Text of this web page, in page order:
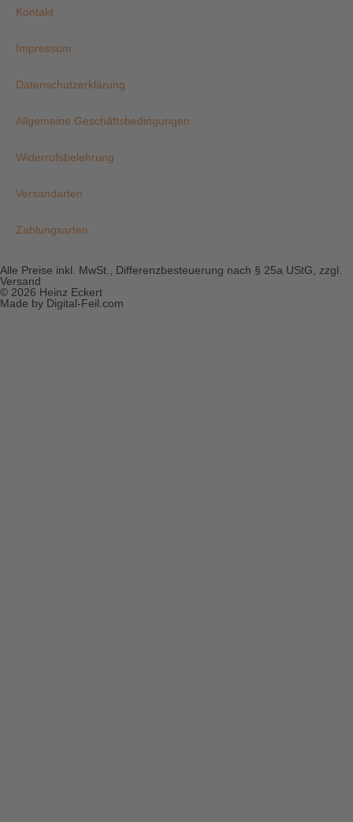
Kontakt
Impressum
Datenschutzerklärung
Allgemeine Geschäftsbedingungen
Widerrufsbelehrung
Versandarten
Zahlungsarten
Alle Preise inkl. MwSt., Differenzbesteuerung nach § 25a UStG, zzgl.
Versand
© 2026 Heinz Eckert
Made by Digital-Feil.com